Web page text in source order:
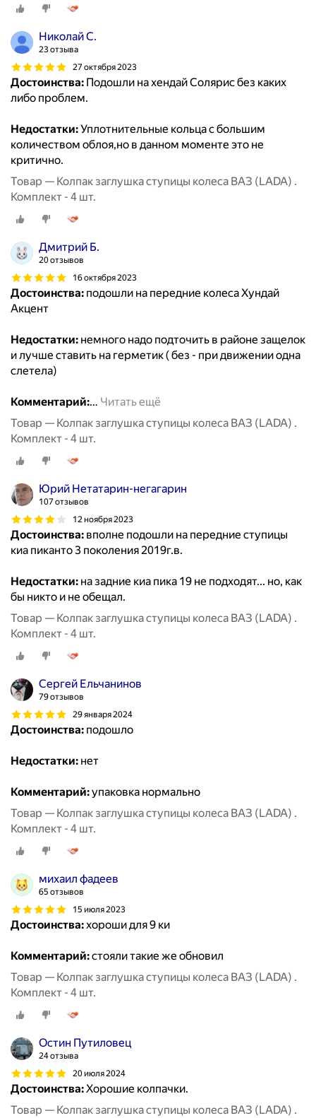
Николай С.
23 отзыва
27 октября 2023
Достоинства: Подошли на хендай Солярис без каких
либо проблем.
Недостатки:Уплотнительные кольца с большим
количеством облоя,но в данном моменте это не
критично.
Товар — Колпак заглушка ступицы колеса ВАЗ (LADA) .
Комплект - 4 шт.
Дмитрий Б.
20 отзывов
16 октября 2023
Достоинства: подошли на передние колеса Хундай
Акцент
Недостатки: немного надо подточить в районе защелок
и лучше ставить на герметик ( без - при движении одна
слетела)
Комментарий:… Читать ещё
Товар — Колпак заглушка ступицы колеса ВАЗ (LADA) .
Комплект - 4 шт.
Юрий Нетатарин-негагарин
107 отзывов
12 ноября 2023
Достоинства: вполне подошли на передние ступицы
киа пиканто 3 поколения 2019г.в.
Недостатки: на задние киа пика 19 не подходят... но, как
бы никто и не обещал.
Товар — Колпак заглушка ступицы колеса ВАЗ (LADA) .
Комплект - 4 шт.
Сергей Ельчанинов
79 отзывов
29 января 2024
Достоинства: подошло
Недостатки: нет
Комментарий:упаковка нормально
Товар — Колпак заглушка ступицы колеса ВАЗ (LADA) .
Комплект - 4 шт.
михаил фадеев
65 отзывов
15 июля 2023
Достоинства:хороши для 9 ки
Комментарий:стояли такие же обновил
Товар — Колпак заглушка ступицы колеса ВАЗ (LADA) .
Комплект - 4 шт.
Остин Путиловец
24 отзыва
20 июля 2024
Достоинства:Хорошие колпачки.
Товар — Колпак заглушка ступицы колеса ВАЗ (LADA) .